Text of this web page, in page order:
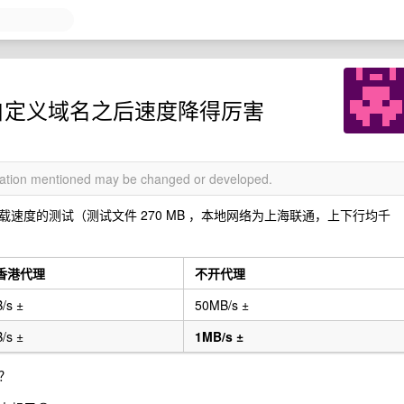
义域名之后速度降得厉害
mentioned may be changed or developed.
速度的测试（测试文件 270 MB ，本地网络为上海联通，上下行均千
港代理
不开代理
s ±
50MB/s ±
s ±
1MB/s ±